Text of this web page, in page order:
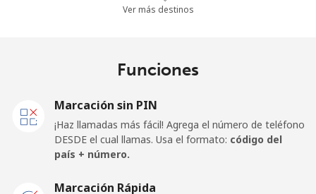
Línea fija ⁦15.5p⁩
⁦18.5p⁩ 54 min por ⁦£10⁩ -
Ver más destinos
Funciones
Marcación sin PIN
¡Haz llamadas más fácil! Agrega el número de teléfono
DESDE el cual llamas. Usa el formato: código del
país + número.
Marcación Rápida